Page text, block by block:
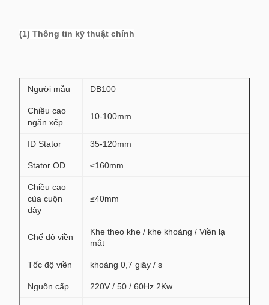
(1) Thông tin kỹ thuật chính
Người mẫu DB100
Chiều cao
ngăn xếp
10-100mm
ID Stator 35-120mm
Stator OD ≤160mm
Chiều cao
của cuộn
dây
≤40mm
Chế độ viền
Khe theo khe / khe khoảng / Viền lạ
mắt
Tốc độ viền khoảng 0,7 giây / s
Nguồn cấp 220V / 50 / 60Hz 2Kw